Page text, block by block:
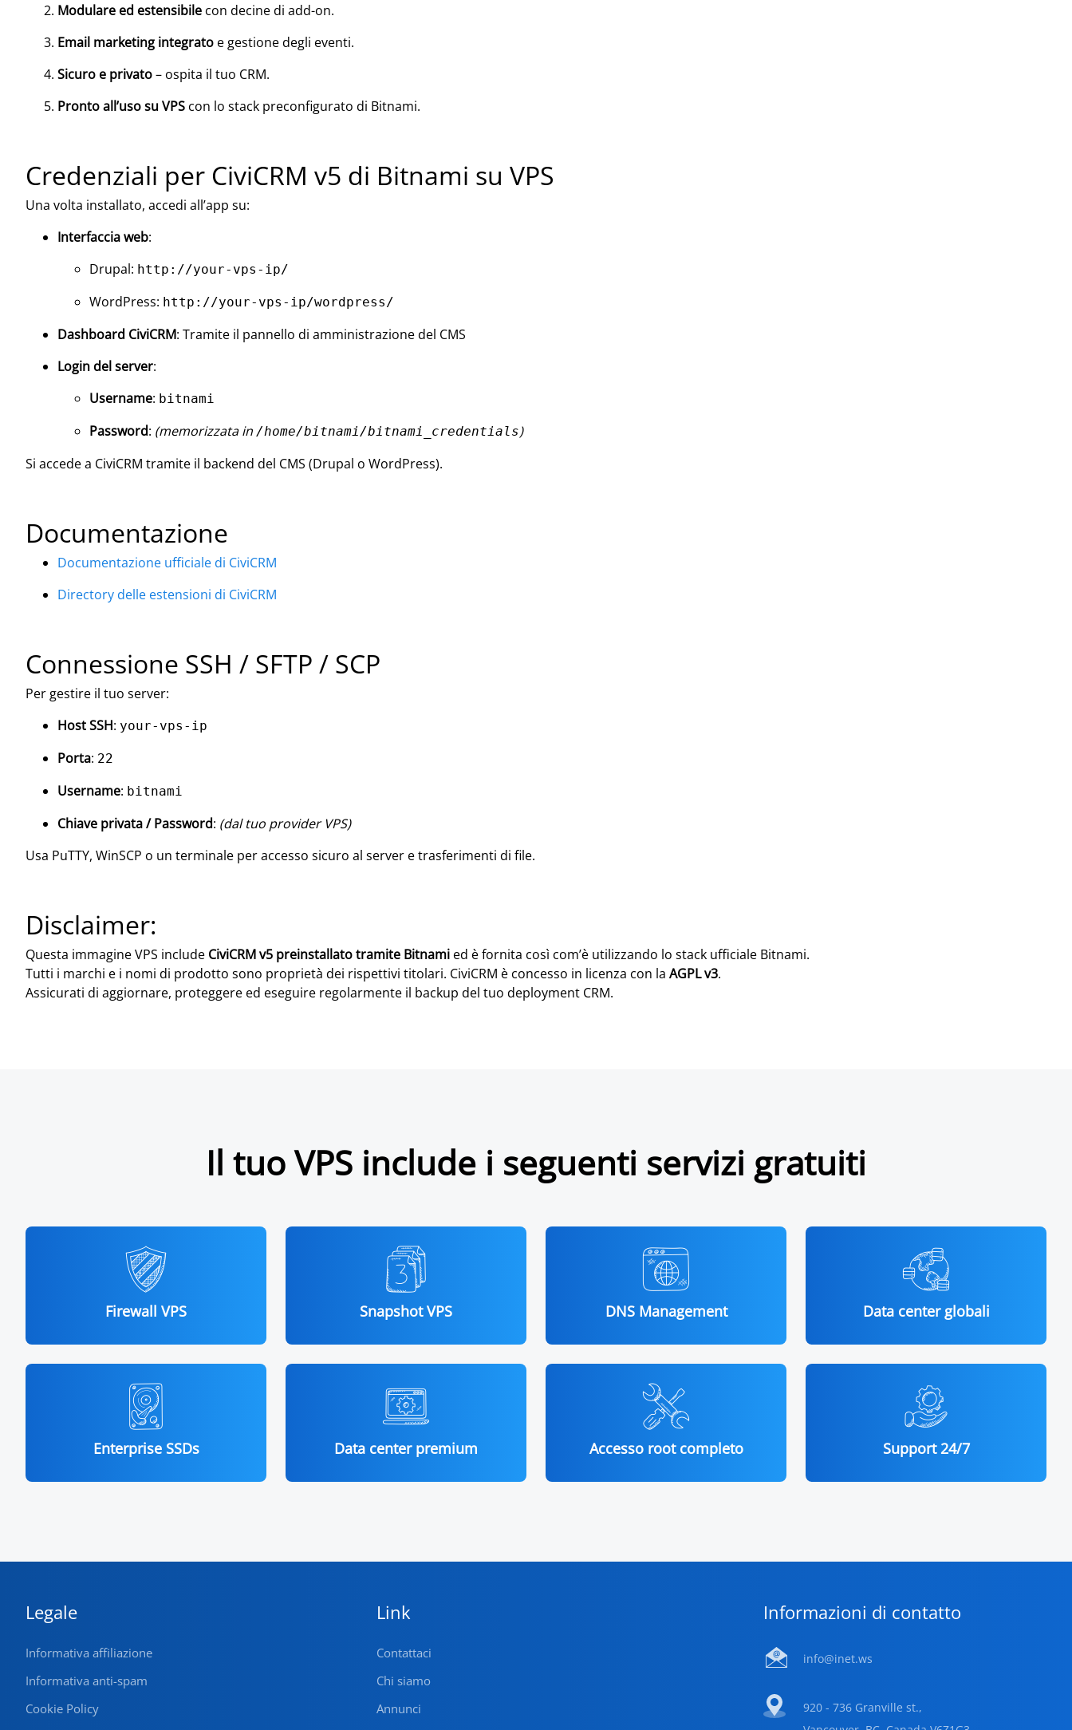
Modulare ed estensibile con decine di add-on.
Email marketing integrato e gestione degli eventi.
Sicuro e privato– ospita il tuo CRM.
Pronto all’uso su VPS con lo stack preconfigurato di Bitnami.
Credenziali per CiviCRM v5 di Bitnami su VPS
Una volta installato, accedi all’app su:
Interfaccia web:
Drupal: http://your-vps-ip/
WordPress: http://your-vps-ip/wordpress/
Dashboard CiviCRM: Tramite il pannello di amministrazione del CMS
Login del server:
Username: bitnami
Password: (memorizzata in /home/bitnami/bitnami_credentials)
Si accede a CiviCRM tramite il backend del CMS (Drupal o WordPress).
Documentazione
Documentazione ufficiale di CiviCRM
Directory delle estensioni di CiviCRM
Connessione SSH / SFTP / SCP
Per gestire il tuo server:
Host SSH: your-vps-ip
Porta: 22
Username: bitnami
Chiave privata / Password: (dal tuo provider VPS)
Usa PuTTY, WinSCP o un terminale per accesso sicuro al server e trasferimenti di file.
Disclaimer:
Questa immagine VPS include CiviCRM v5 preinstallato tramite Bitnami ed è fornita così com’è utilizzando lo stack ufficiale Bitnami.
Tutti i marchi e i nomi di prodotto sono proprietà dei rispettivi titolari. CiviCRM è concesso in licenza con la AGPL v3.
Assicurati di aggiornare, proteggere ed eseguire regolarmente il backup del tuo deployment CRM.
Il tuo VPS include i seguenti servizi gratuiti
Firewall VPS Snapshot VPS DNS Management Data center globali
Enterprise SSDs Data center premium Accesso root completo Support 24/7
Legale
Informativa affiliazione
Informativa anti-spam
Cookie Policy
Link
Contattaci
Chi siamo
Annunci
Informazioni di contatto
info@inet.ws
920 - 736 Granville st.,